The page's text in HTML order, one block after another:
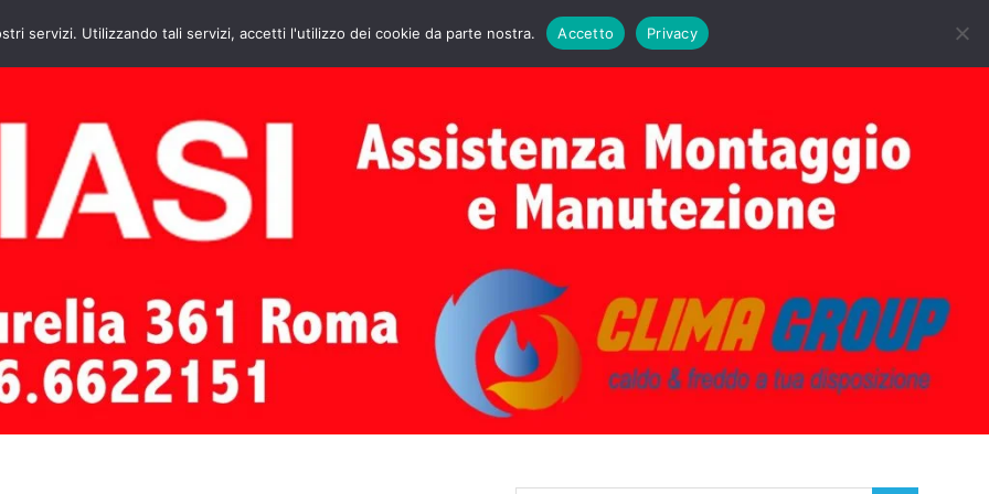
HOME CONTATTI ASSISTENZA CALDAIE BIASI PRIMA ACCENSIONE CALDAIE BIASI
servizi. Utilizzando tali servizi, accetti l'utilizzo dei cookie da parte nostra. Accetto Privacy